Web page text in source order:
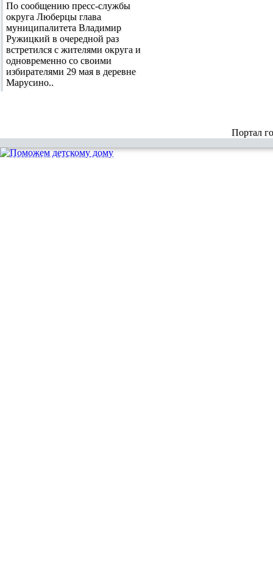
По сообщению пресс-службы
округа Люберцы глава
муниципалитета Владимир
Ружицкий в очередной раз
встретился с жителями округа и
одновременно со своими
избирателями 29 мая в деревне
Марусино..
Портал